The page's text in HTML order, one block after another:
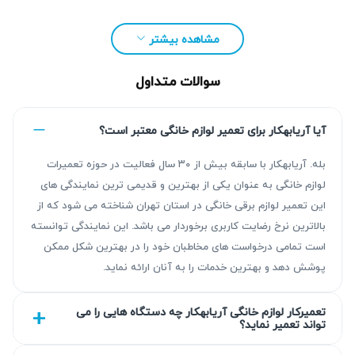
مزیت‌ آریابهکار برای تعمیر ماکروفر در پیروزی
آریابهکار با بیش از ۳۰ سال سابقه، نتیجه‌ای قابل اتکا از طریق
عیب‌یابی دقیق و تعمیر استاندارد ارائه می‌دهد. خدمات ما شامل
مشتریان را تضمین می‌کند. هر تعمیر توسط کارشناسان مجرب
مشاهده بیشتر
سوالات متداول
آیا آریابهکار برای تعمیر لوازم خانگی معتبر است؟
بله. آریابهکار با سابقه بیش از ۳۰ سال فعالیت در حوزه تعمیرات
لوازم خانگی به عنوان یکی از بهترین و قدیمی ترین نمایندگی های
این تعمیر لوازم برقی خانگی در استان تهران شناخته می شود که از
بالاترین نرخ رضایت کاربری برخوردار می باشد. این نمایندگی توانسته
است تمامی درخواست های مخاطبان خود را در بهترین شکل ممکن
پوشش دهد و بهترین خدمات را به آنان ارائه نماید.
تعمیرکار لوازم خانگی آریابهکار چه دستگاه هایی را می
تواند تعمیر نماید؟